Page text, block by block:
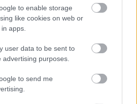
to enable storage
like cookies on web or
apps.
user data to be sent to
purposes.
to send me
a rejtett énedre.
Fogadj el egy meghívást,
megvallhassa az érzéseit, és